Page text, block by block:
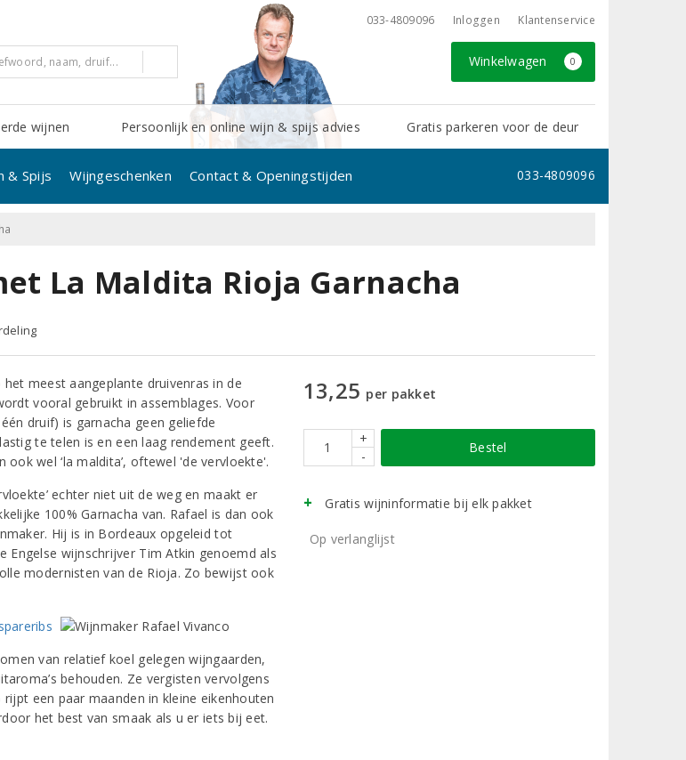
033-4809096 Inloggen Klantenservice
Winkelwagen 0
wijnen Persoonlijk en online wijn & spijs advies Gratis parkeren voor de deur
& Spijs Wijngeschenken Contact & Openingstijden 033-4809096
La Maldita Rioja Garnacha
meest aangeplante druivenras in de
vooral gebruikt in assemblages. Voor
druif) is garnacha geen geliefde
te telen is en een laag rendement geeft.
ook wel ‘la maldita’, oftewel 'de vervloekte'.
echter niet uit de weg en maakt er
100% Garnacha van. Rafael is dan ook
Hij is in Bordeaux opgeleid tot
Engelse wijnschrijver Tim Atkin genoemd als
modernisten van de Rioja. Zo bewijst ook
van relatief koel gelegen wijngaarden,
behouden. Ze vergisten vervolgens
een paar maanden in kleine eikenhouten
het best van smaak als u er iets bij eet.
13,25 per pakket
+
-
Bestel
Gratis wijninformatie bij elk pakket
Op verlanglijst